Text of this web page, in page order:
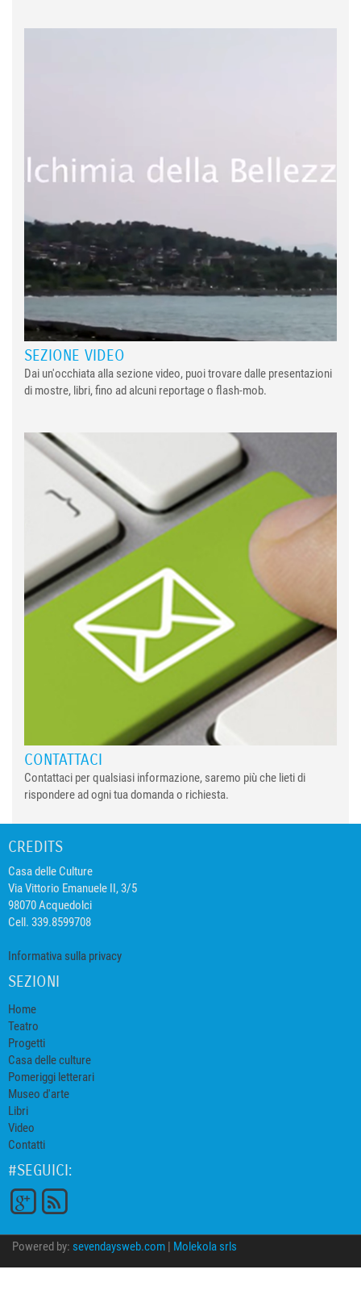
SEZIONE VIDEO
Dai un'occhiata alla sezione video, puoi trovare dalle presentazioni
di mostre, libri, fino ad alcuni reportage o flash-mob.
CONTATTACI
Contattaci per qualsiasi informazione, saremo più che lieti di
rispondere ad ogni tua domanda o richiesta.
CREDITS
Casa delle Culture
Via Vittorio Emanuele II, 3/5
98070 Acquedolci
Cell. 339.8599708
Informativa sulla privacy
SEZIONI
Home
Teatro
Progetti
Casa delle culture
Pomeriggi letterari
Museo d'arte
Libri
Video
Contatti
#SEGUICI:
Powered by: sevendaysweb.com | Molekola srls